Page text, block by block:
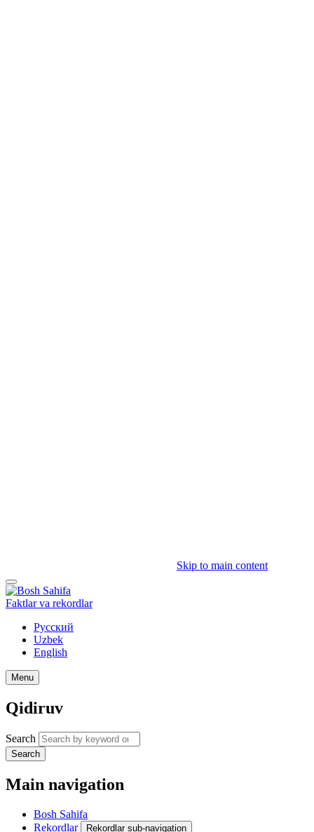
Skip to main content
Faktlar va rekordlar
Русский
Uzbek
English
Menu
Qidiruv
Search
Search
Main navigation
Bosh Sahifa
Rekordlar
Rekordlar sub-navigation